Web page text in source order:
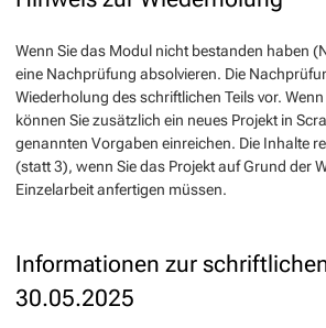
Wenn Sie das Modul nicht bestanden haben
eine Nachprüfung absolvieren. Die
Wiederholung des schriftlichen Teils vor.
können Sie zusätzlich ein neues Projekt in
genannten Vorgaben einreichen. Die Inhalte
(statt 3), wenn Sie das Projekt auf Grund der
Einzelarbeit anfertigen müssen.
Informationen zur
30.05.2025